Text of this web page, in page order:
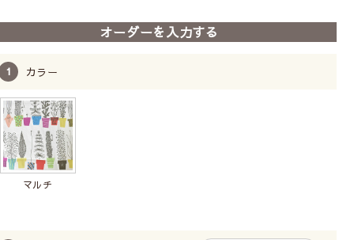
オーダーを入力する
カラー
マルチ